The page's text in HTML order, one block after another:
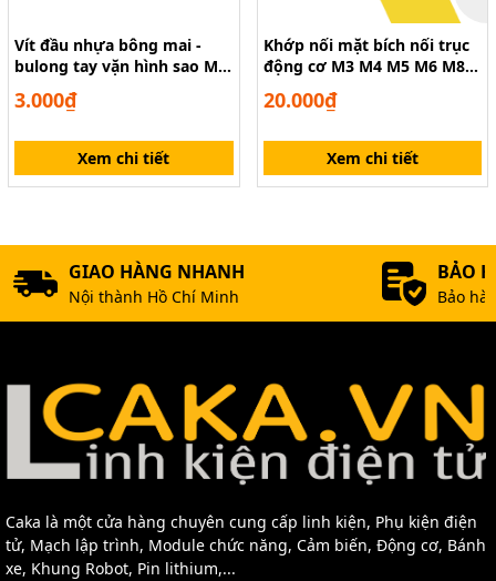
Vít đầu nhựa bông mai -
bulong tay vặn hình sao M4
3.000₫
Xem chi tiết
Khớp nối mặt bích nối trục
động cơ M3 M4 M5 M6 M8
20.000₫
Xem chi tiết
GIAO HÀNG NHANH
Nội thành Hồ Chí Minh
BẢO
Bảo
Caka là một cửa hàng chuyên cung cấp linh kiện, Phụ kiện điện
tử, Mạch lập trình, Module chức năng, Cảm biến, Động cơ, Bánh
xe, Khung Robot, Pin lithium,...